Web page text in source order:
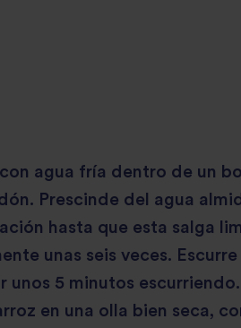
agua fría dentro de un
Prescinde del agua
hasta que esta salga
unas seis veces.
unos 5 minutos escurriendo.
en una olla bien seca,